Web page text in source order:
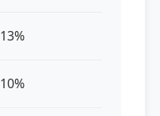
13%
10%